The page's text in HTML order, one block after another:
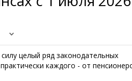
целый ряд законодательных
каждого - от